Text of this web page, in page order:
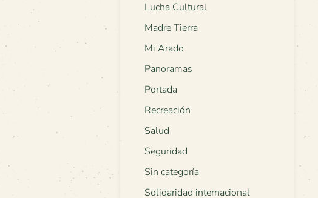
Lucha Cultural
Madre Tierra
Mi Arado
Panoramas
Portada
Recreación
Salud
Seguridad
Sin categoría
Solidaridad internacional